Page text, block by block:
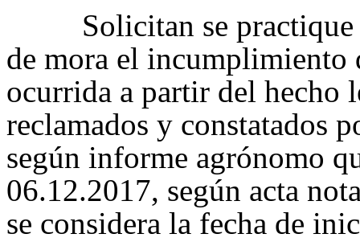
Solicitan se
de mora el
ocurrida a partir del hecho
reclamados y constatados
según informe agrónomo
06.12.2017, según acta
se considera la fecha de